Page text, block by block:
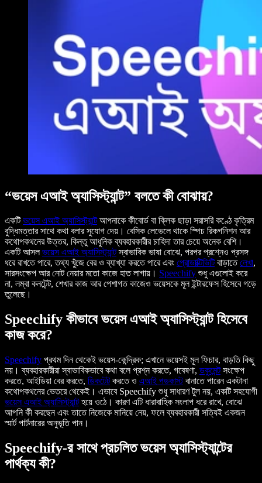
“ভয়েস এআই অ্যাসিস্ট্যান্ট” বলতে কী বোঝায়?
একটিভয়েস এআই অ্যাসিস্ট্যান্টআপনাকে কীবোর্ড বা ক্লিক ছাড়া সরাসরি কণ্ঠে কৃত্রিম
বুদ্ধিমত্তার সাথে কথা বলার সুযোগ দেয়। বেসিক লেভেলে থাকে স্পিচ রিকগনিশন আর
কথোপকথনের উত্তর, কিন্তু আধুনিক ব্যবহারকারীর চাহিদা তার চেয়ে অনেক বেশি।
একটি আসলভয়েস এআই অ্যাসিস্ট্যান্টস্বাভাবিক ভাষা বোঝে, পরপর প্রশ্নেও প্রসঙ্গ
ধরে রাখতে পারে, তথ্য খুঁজে বের ও ব্যাখ্যা করতে পারে এবং প্রোডাক্টিভিটিবাড়াতেলেখা,
সারসংক্ষেপ আর নোট নেয়ার মতো কাজে হাত লাগায়। Speechifyশুধু এগুলোই করে
না, লম্বা কনটেন্ট, শেখার কাজ আর পেশাগত কাজেও ভয়েসকে মূল ইন্টারফেস হিসেবে গড়ে
তুলেছে।
Speechify কীভাবে ভয়েস এআই অ্যাসিস্ট্যান্ট হিসেবে
কাজ করে?
Speechify প্রথম দিন থেকেই ভয়েস-কেন্দ্রিক; এখানে ভয়েসই মূল ফিচার, বাড়তি কিছু
নয়। ব্যবহারকারীরা স্বাভাবিকভাবে কথা বলে প্রশ্ন করতে, গবেষণা, ডকুমেন্টসংক্ষেপ
করতে, আইডিয়া বের করতে, ডিকটেটকরতে ও এআই পডকাস্টবানাতে পারেন একটানা
কথোপকথনের ভেতরে থেকেই। এভাবে Speechify শুধু সাধারণ টুল নয়, একটি সহযোগী
ভয়েস এআই অ্যাসিস্ট্যান্টহয়ে ওঠে। কারণ এটি ধারাবাহিক সংলাপ ধরে রাখে, বোঝে
আপনি কী করছেন এবং তাতে নিজেকে মানিয়ে নেয়, ফলে ব্যবহারকারী সত্যিই একজন
স্মার্ট পার্টনারের অনুভূতি পান।
Speechify-র সাথে প্রচলিত ভয়েস অ্যাসিস্ট্যান্টের
পার্থক্য কী?